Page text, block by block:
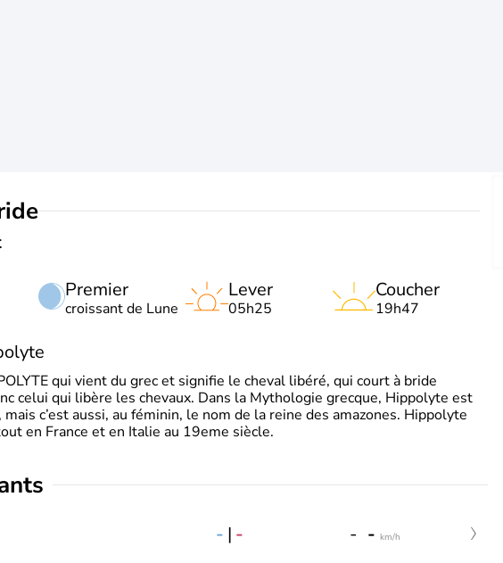
Premier
croissant de Lune
Lever
05h25
Coucher
19h47
qui vient du grec et signifie le cheval libéré, qui court à bride
celui qui libère les chevaux. Dans la Mythologie grecque, Hippolyte est
c’est aussi, au féminin, le nom de la reine des amazones. Hippolyte
en France et en Italie au 19eme siècle.
- | - - - km/h